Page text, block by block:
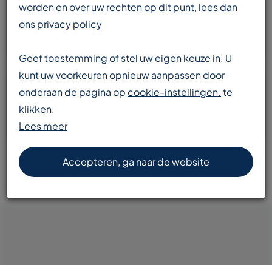
Enorme voorraad
transportbanden en componenten
Snelle levering
worden en over uw rechten op dit punt, lees dan
onsprivacy policy
Geef toestemming of stel uw eigen keuze in. U
kunt uw voorkeuren opnieuw aanpassen door
onderaan de pagina op cookie-instellingen. te
klikken.
Lees meer
Accepteren, ga naar de website